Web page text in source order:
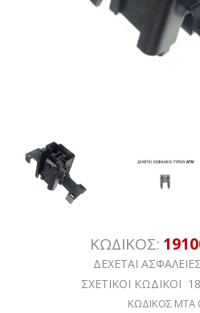
ΚΩΔΙΚΟΣ:
ΔΕΧΕΤΑΙ
ΣΧΕΤΙΚΟΙ ΚΩΔΙΚΟΙ
ΚΩΔΙΚΟΣ ΜΤΑ